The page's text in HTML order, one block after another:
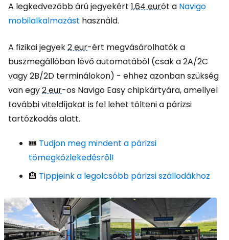
A legkedvezőbb árú jegyekért 1,64 eurót a Navigo
mobilalkalmazást használd.
A fizikai jegyek2 eur-ért megvásárolhatók a
buszmegállóban lévő automatából (csak a 2A/2C
vagy 2B/2D terminálokon) - ehhez azonban szükség
van egy2 eur-os Navigo Easy chipkártyára, amellyel
további viteldíjakat is fel lehet tölteni a párizsi
tartózkodás alatt.
🎟️ Tudjon meg mindent a párizsi
tömegközlekedésről!
🏨 Tippjeink a legolcsóbb párizsi szállodákhoz